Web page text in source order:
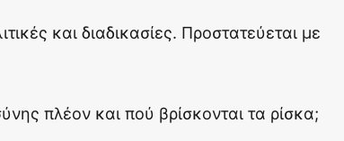
και διαδικασίες. Προστατεύεται με
πλέον και πού βρίσκονται τα ρίσκα;